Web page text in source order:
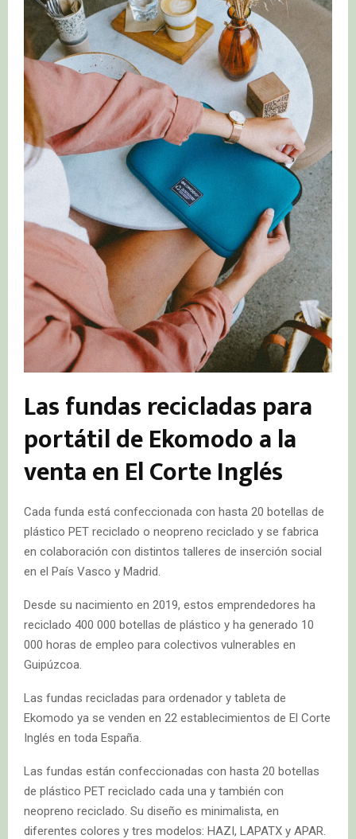
Las fundas recicladas para
portátil de Ekomodo a la
venta en El Corte Inglés
Cada funda está confeccionada con hasta 20 botellas de
plástico PET reciclado o neopreno reciclado y se fabrica
en colaboración con distintos talleres de inserción social
en el País Vasco y Madrid.
Desde su nacimiento en 2019, estos emprendedores ha
reciclado 400 000 botellas de plástico y ha generado 10
000 horas de empleo para colectivos vulnerables en
Guipúzcoa.
Las fundas recicladas para ordenador y tableta de
Ekomodo ya se venden en 22 establecimientos de El Corte
Inglés en toda España.
Las fundas están confeccionadas con hasta 20 botellas
de plástico PET reciclado cada una y también con
neopreno reciclado. Su diseño es minimalista, en
diferentes colores y tres modelos: HAZI, LAPATX y APAR.